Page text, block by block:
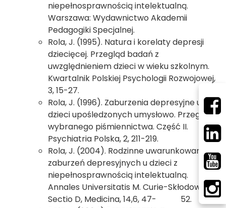
niepełnosprawnością intelektualną.
Warszawa: Wydawnictwo Akademii
Pedagogiki Specjalnej.
Rola, J. (1995). Natura i korelaty depresji
dziecięcej. Przegląd badań z
uwzględnieniem dzieci w wieku szkolnym.
Kwartalnik Polskiej Psychologii Rozwojowej,
3, 15-27.
Rola, J. (1996). Zaburzenia depresyjne u
dzieci upośledzonych umysłowo. Przegląd
wybranego piśmiennictwa. Część II.
Psychiatria Polska, 2, 211-219.
Rola, J. (2004). Rodzinne uwarunkowania
zaburzeń depresyjnych u dzieci z
niepełnosprawnością intelektualną.
Annales Universitatis M. Curie-Skłodowska,
Sectio D, Medicina, 14,6, 47- 52.